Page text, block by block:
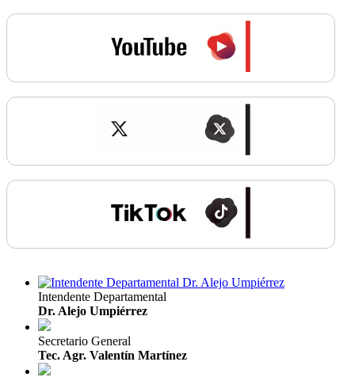
Intendente Departamental
Dr. Alejo Umpiérrez
Secretario General
Tec. Agr. Valentín Martínez